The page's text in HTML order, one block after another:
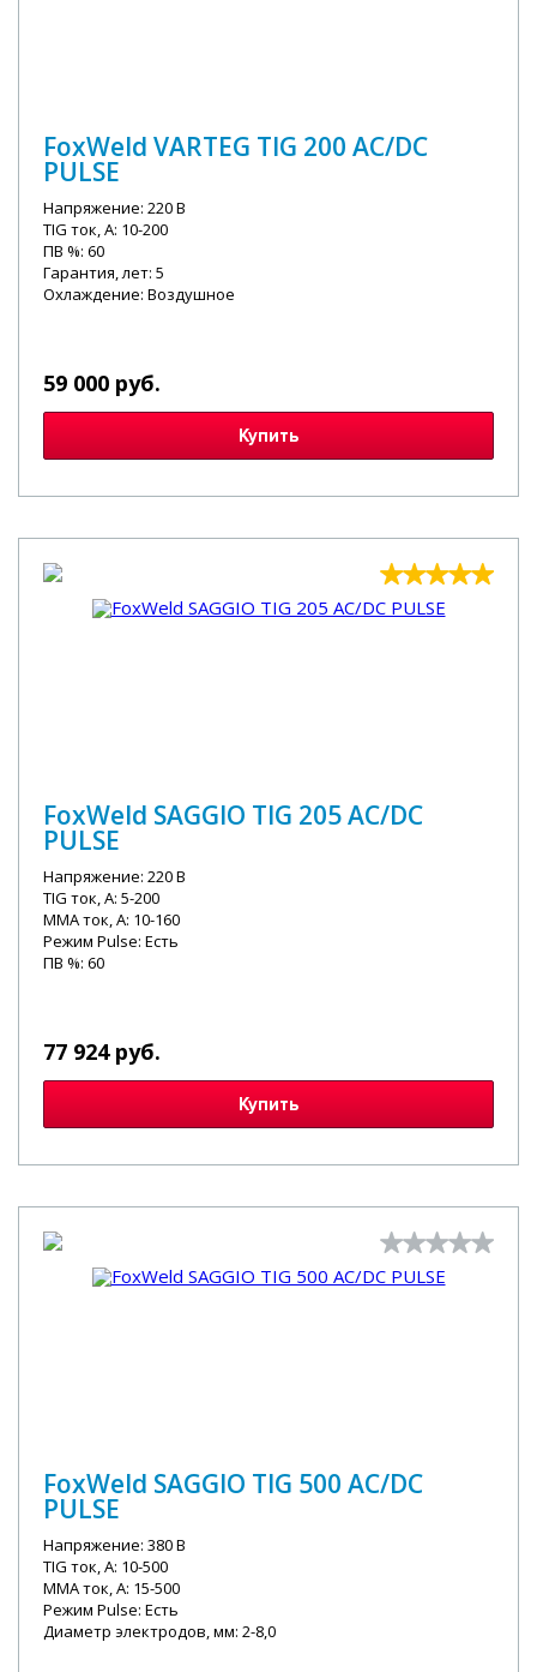
FoxWeld VARTEG TIG 200 AC/DC
PULSE
Напряжение: 220 В
TIG ток, А: 10-200
ПВ %: 60
Гарантия, лет: 5
Охлаждение: Воздушное
59 000 руб.
Купить
FoxWeld SAGGIO TIG 205 AC/DC
PULSE
Напряжение: 220 В
TIG ток, А: 5-200
MMA ток, А: 10-160
Режим Pulse: Есть
ПВ %: 60
77 924 руб.
Купить
FoxWeld SAGGIO TIG 500 AC/DC
PULSE
Напряжение: 380 В
TIG ток, А: 10-500
MMA ток, А: 15-500
Режим Pulse: Есть
Диаметр электродов, мм: 2-8,0